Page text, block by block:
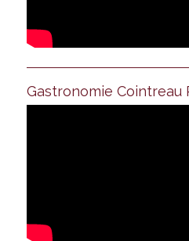
Gastronomie Cointreau